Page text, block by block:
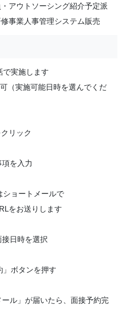
アウトソーシング紹介予定派
事業人事管理システム販売
実施します
（実施可能日時を選んでくだ
リック
を入力
ョートメールで
をお送りします
日時を選択
ボタンを押す
ル」が届いたら、面接予約完